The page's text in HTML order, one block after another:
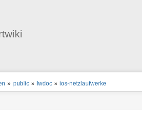
» public » lwdoc » ios-netzlaufwerke